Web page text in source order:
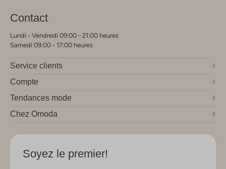
Contact
Lundi - Vendredi 09:00 - 21:00 heures
Samedi 09:00 - 17:00 heures
Service clients
Compte
Tendances mode
Chez Omoda
Soyez le premier!